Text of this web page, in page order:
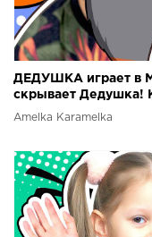
ДЕДУШКА играет в
скрывает Дедушка!
Video
Amelka Karamelka